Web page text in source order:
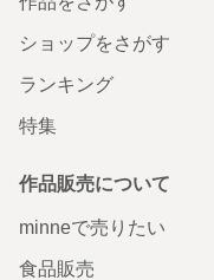
ショップをさがす
ランキング
特集
作品販売について
minneで売りたい
食品販売